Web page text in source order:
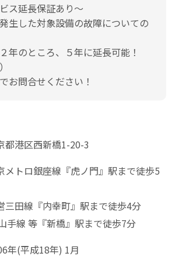
ス延長保証あり～
生した対象設備の故障についての
年のところ、５年に延長可能！
お問合せください！
都港区西新橋1-20-3
メトロ銀座線『虎ノ門』駅まで徒歩5
三田線『内幸町』駅まで徒歩4分
手線 等『新橋』駅まで徒歩7分
年(平成18年) 1月